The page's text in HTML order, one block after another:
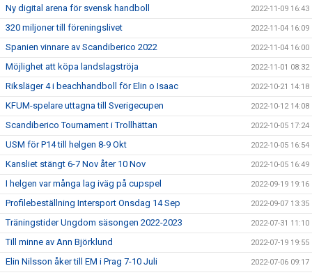
Ny digital arena för svensk handboll 2022-11-09 16:43
320 miljoner till föreningslivet 2022-11-04 16:09
Spanien vinnare av Scandiberico 2022 2022-11-04 16:00
Möjlighet att köpa landslagströja 2022-11-01 08:32
Riksläger 4 i beachhandboll för Elin o Isaac 2022-10-21 14:18
KFUM-spelare uttagna till Sverigecupen 2022-10-12 14:08
Scandiberico Tournament i Trollhättan 2022-10-05 17:24
USM för P14 till helgen 8-9 Okt 2022-10-05 16:54
Kansliet stängt 6-7 Nov åter 10 Nov 2022-10-05 16:49
I helgen var många lag iväg på cupspel 2022-09-19 19:16
Profilebeställning Intersport Onsdag 14 Sep 2022-09-07 13:35
Träningstider Ungdom säsongen 2022-2023 2022-07-31 11:10
Till minne av Ann Björklund 2022-07-19 19:55
Elin Nilsson åker till EM i Prag 7-10 Juli 2022-07-06 09:17